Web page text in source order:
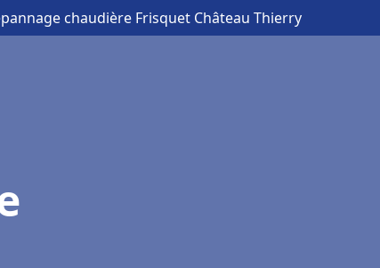
chaudière Frisquet Château Thierry